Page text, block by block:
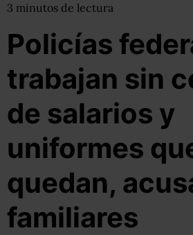
3 minutos de lectura
Policías
trabajan sin
de salarios y
uniformes
quedan,
familiares